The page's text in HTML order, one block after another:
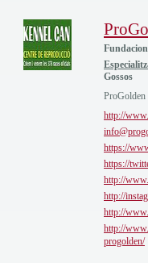
Gossos
ProGolden
http://
https://
https://
http://
http://
http://
http://
progolden/